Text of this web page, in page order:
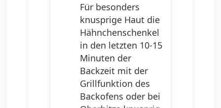
Für besonders
knusprige Haut die
Hähnchenschenkel
in den letzten 10-15
Minuten der
Backzeit mit der
Grillfunktion des
Backofens oder bei